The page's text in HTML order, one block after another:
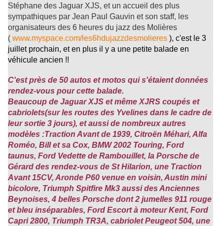
Stéphane des Jaguar XJS, et un accueil des plus
sympathiques par Jean Paul Gauvin et son staff, les
organisateurs des 6 heures du jazz des Molières
( www.myspace.com/les6hdujazzdesmolieres ), c'est le 3
juillet prochain, et en plus il y a une petite balade en
véhicule ancien !!
C'est près de 50 autos et motos qui s'étaient données
rendez-vous pour cette balade.
Beaucoup de Jaguar XJS et même XJRS coupés et
cabriolets(sur les routes des Yvelines dans le cadre de
leur sortie 3 jours), et aussi de nombreux autres
modèles :Traction Avant de 1939, Citroën Méhari, Alfa
Roméo, Bill et sa Cox, BMW 2002 Touring, Ford
taunus, Ford Vedette de Rambouillet, la Porsche de
Gérard des rendez-vous de St Hilarion, une Traction
Avant 15CV, Aronde P60 venue en voisin, Austin mini
bicolore, Triumph Spitfire Mk3 aussi des Anciennes
Beynoises, 4 belles Porsche dont 2 jumelles 911 rouge
et bleu inséparables, Ford Escort à moteur Kent, Ford
Capri 2800, Triumph TR3A, cabriolet Peugeot 504, une